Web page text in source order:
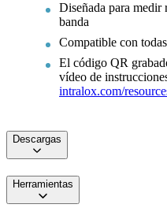
Diseñada para medir
banda
Compatible con
El código QR
vídeo de
intralox.com/
Descargas
Herramientas